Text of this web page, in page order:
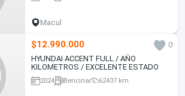
Macul
$12.990.000
0
HYUNDAI ACCENT FULL / AÑO
KILOMETROS / EXCELENTE ESTADO
2024 Bencina 62437 km